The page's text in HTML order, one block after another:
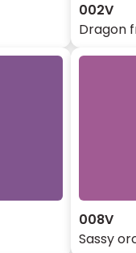
002V
Dragon
008V
Sassy